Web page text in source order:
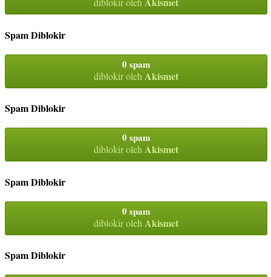
Spam Diblokir
0 spam
diblokir oleh Akismet
Spam Diblokir
0 spam
diblokir olehAkismet
Spam Diblokir
0 spam
diblokir oleh Akismet
Spam Diblokir